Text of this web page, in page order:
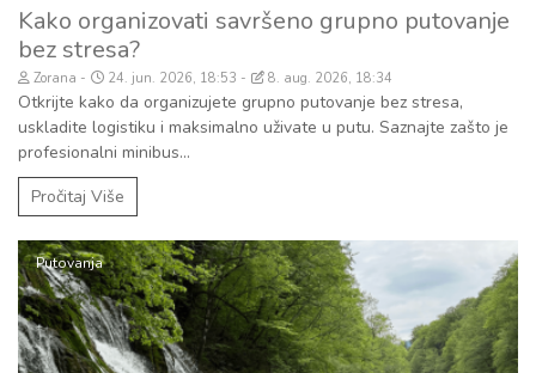
Kako organizovati savršeno grupno putovanje
bez stresa?
Zorana 24. jun. 2026, 18:53 8. aug. 2026, 18:34
Otkrijte kako da organizujete grupno putovanje bez stresa,
uskladite logistiku i maksimalno uživate u putu. Saznajte zašto je
profesionalni minibus...
Pročitaj Više
Putovanja